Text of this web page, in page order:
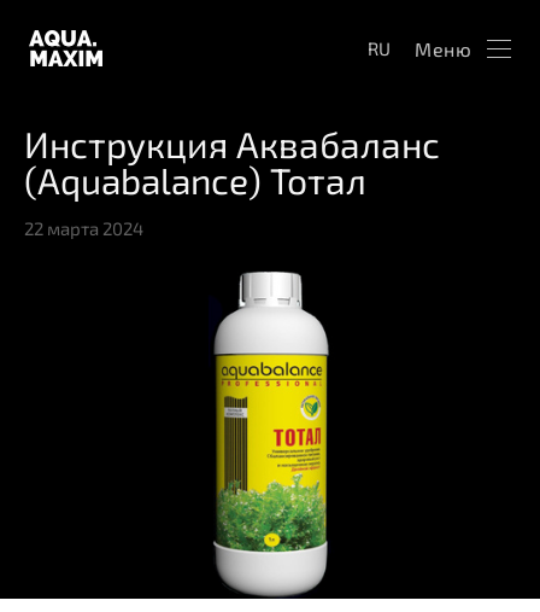
RU Меню
Инструкция Аквабаланс
(Aquabalance) Тотал
22 марта 2024